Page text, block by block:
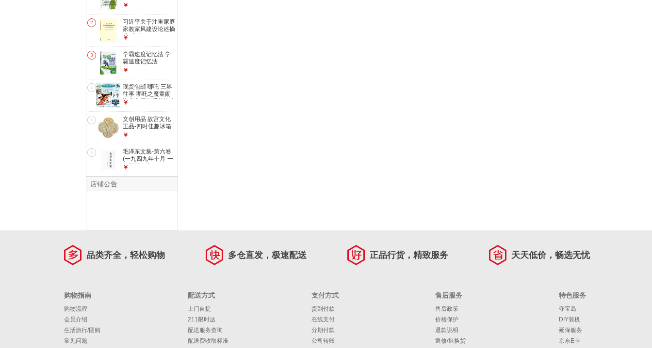
￥
2
习近平关于注重家庭
家教家风建设论述摘
编-小本
￥
3
学霸速度记忆法 学
霸速度记忆法
￥
4
现货包邮 哪吒 三界
往事 哪吒之魔童闹
海官方原创番外绘本
导演饺子寄语 超长
拉页隐藏彩蛋 附赠
PVC书签 镭射藏书
票 哪吒之魔童降世
土拨鼠 可可豆动画
彩条屋影业
￥
5
文创用品 故宫文化
正品-四时佳趣冰箱
贴（连年有余款）纪
4.8*4.3*0.4
￥
6
毛泽东文集-第六卷
(一九四九年十月-一
九五五年十
￥
店铺公告
品类齐全，轻松购物 多仓直发，极速配送 正品行货，精致服务 天天低价，畅选无忧
购物指南
购物流程
会员介绍
生活旅行/团购
常见问题
配送方式
上门自提
211限时达
配送服务查询
配送费收取标准
支付方式
货到付款
在线支付
分期付款
公司转账
售后服务
售后政策
价格保护
退款说明
返修/退换货
特色服务
夺宝岛
DIY装机
延保服务
京东E卡